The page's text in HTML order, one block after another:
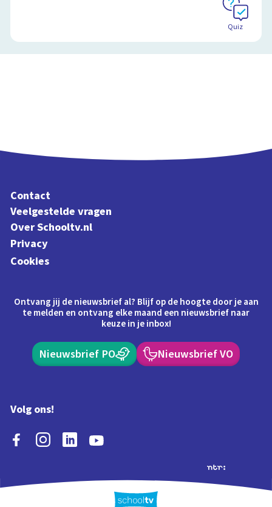
Quiz
Contact
Veelgestelde vragen
Over Schooltv.nl
Privacy
Cookies
Ontvang jij de nieuwsbrief al? Blijf op de hoogte door je aan
te melden en ontvang elke maand een nieuwsbrief naar
keuze in je inbox!
Nieuwsbrief PO Nieuwsbrief VO
Volg ons!